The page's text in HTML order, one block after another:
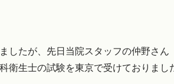
したが、先日当院スタッフの仲野さ
衛生士の試験を東京で受けておりまし